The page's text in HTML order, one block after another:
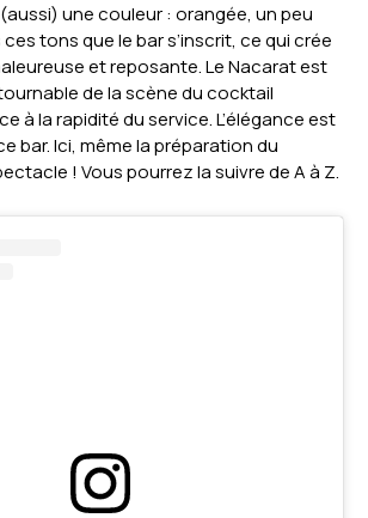
(aussi) une couleur : orangée, un peu
ces tons que le bar s’inscrit, ce qui crée
et reposante. Le Nacarat est
de la scène du cocktail
à la rapidité du service. L’élégance est
bar. Ici, même la préparation du
! Vous pourrez la suivre de A à Z.